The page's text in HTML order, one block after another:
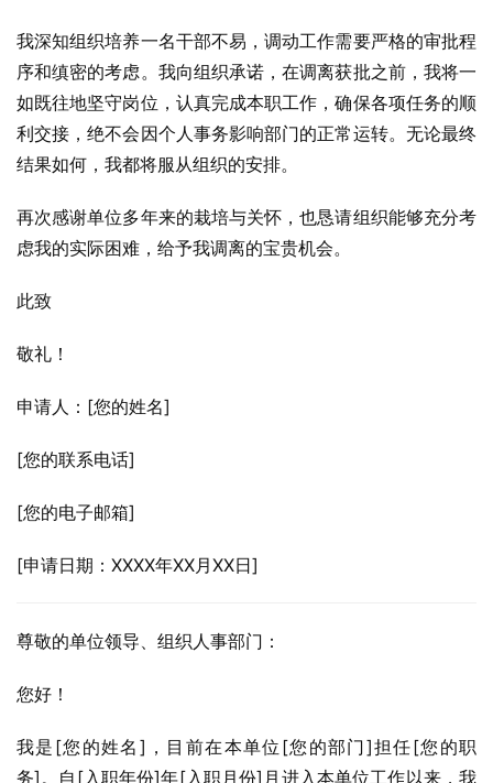
我深知组织培养一名干部不易，调动工作需要严格的审批程
序和缜密的考虑。我向组织承诺，在调离获批之前，我将一
如既往地坚守岗位，认真完成本职工作，确保各项任务的顺
利交接，绝不会因个人事务影响部门的正常运转。无论最终
结果如何，我都将服从组织的安排。
再次感谢单位多年来的栽培与关怀，也恳请组织能够充分考
虑我的实际困难，给予我调离的宝贵机会。
此致
敬礼！
申请人：[您的姓名]
[您的联系电话]
[您的电子邮箱]
[申请日期：XXXX年XX月XX日]
尊敬的单位领导、组织人事部门：
您好！
我是[您的姓名]，目前在本单位[您的部门]担任[您的职
务]。自[入职年份]年[入职月份]月进入本单位工作以来，我